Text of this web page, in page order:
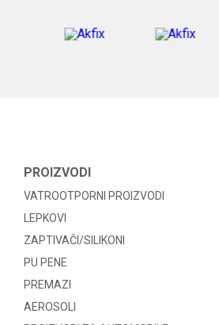
PROIZVODI
VATROOTPORNI PROIZVODI
LEPKOVI
ZAPTIVAČI/SILIKONI
PU PENE
PREMAZI
AEROSOLI